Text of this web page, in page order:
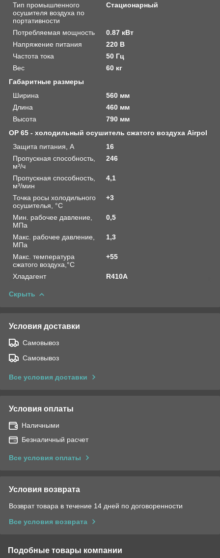
Тип промышленного
осушителя воздуха по
портативности
Стационарный
Потребляемая мощность
0.87 кВт
Напряжение питания
220 В
Частота тока
50 Гц
Вес
60 кг
Габаритные размеры
Ширина
560 мм
Длина
460 мм
Высота
790 мм
OP 65 - холодильный осушитель сжатого воздуха Airpol
Защита питания, A
16
Пропускная способность,
м³/ч
246
Пропускная способность,
м³/мин
4,1
Точка росы холодильного
oсушителья, °C
+3
Мин. рабочее давление,
МПа
0,5
Макс. рабочее давление,
МПа
1,3
Макс. температура
сжатого воздуха,°C
+55
Хладагент R410A
Скрыть
Условия доставки
Самовывоз
Самовывоз
Все условия доставки
Условия оплаты
Наличными
Безналичный расчет
Все условия оплаты
Условия возврата
Возврат товара в течение 14 дней по договоренности
Все условия возврата
Подобные товары компании